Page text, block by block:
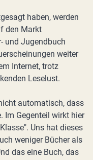
haben, werden
den Markt
und Jugendbuch
weiter
Internet, trotz
Leselust.
automatisch, dass
Im Gegenteil wirkt hier
Uns hat dieses
weniger Bücher als
das eine Buch, das